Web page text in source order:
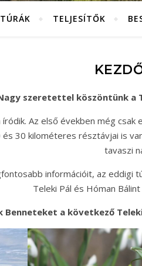
TELJESÍTŐK
szeretettel köszöntünk a
Az első években még
30 kilométeres résztávjai is
tavaszi
információit, az
Teleki Pál és Hóman
Benneteket a következő